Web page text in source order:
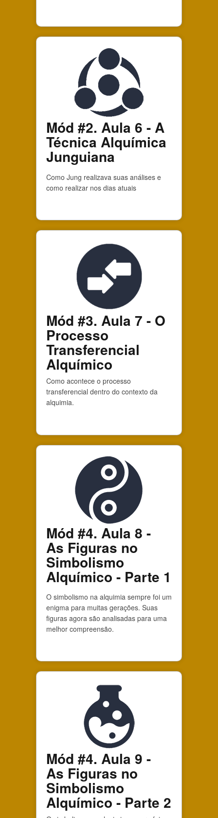
Mód #2. Aula 6 - A
Técnica Alquímica
Junguiana
Como Jung realizava suas análises e
como realizar nos dias atuais
Mód #3. Aula 7 - O
Processo
Transferencial
Alquímico
Como acontece o processo
transferencial dentro do contexto da
alquimia.
Mód #4. Aula 8 -
As Figuras no
Simbolismo
Alquímico - Parte 1
O simbolismo na alquimia sempre foi um
enigma para muitas gerações. Suas
figuras agora são analisadas para uma
melhor compreensão.
Mód #4. Aula 9 -
As Figuras no
Simbolismo
Alquímico - Parte 2